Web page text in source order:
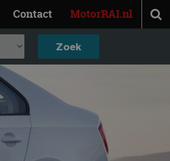
Contact MotorRAI.nl